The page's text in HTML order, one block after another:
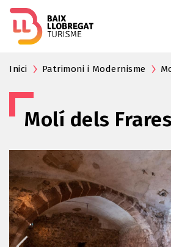
Inici Patrimoni i Modernisme
Molí dels Frares